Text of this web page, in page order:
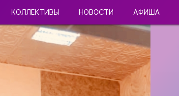
КОЛЛЕКТИВЫ НОВОСТИ АФИША